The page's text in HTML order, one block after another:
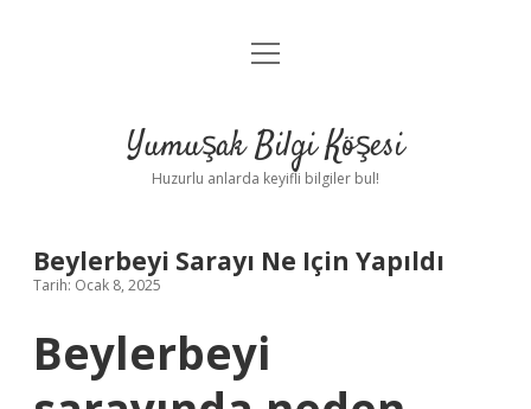
Anasayfa
Yasal Uyarı
menüyü
Yumuşak Bilgi Köşesi
Huzurlu anlarda keyifli bilgiler bul!
Beylerbeyi Sarayı Ne Için Yapıldı
Tarih: Ocak 8, 2025
Beylerbeyi